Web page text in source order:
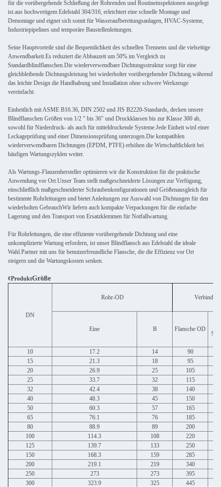
für die vorübergehende Schließung der Rohrenden und Routineinspektionen ausgelegt
ist.aus hochwertigem Edelstahl 304/316, erleichtert eine schnelle Montage und
Demontage und eignet sich somit für Wasseraufbereitungsanlagen, HVAC-Systeme,
Industriepipelines und temporäre Baustellenleitungen.
Seine Hauptvorteile sind die Bequemlichkeit des schnellen Trennens und die vielseitige
Anwendbarkeit.Es reduziert die Abbauzeit um 50% im Vergleich zu
Standardblindflanschen.Die wiederverwendbare Dichtungsstruktur sorgt für eine
gleichbleibende Dichtungsleistung bei wiederholter vorübergehender Dichtung.während
das leichte Design die Handhabung und Installation ohne schwere Werkzeuge
vereinfacht.
Einheitlich mit ASME B16.36, DIN 2502 und JIS B2220-Standards, decken unsere
Blindflanschen Größen von 1/2 " bis 36" und Druckklassen bis zur Klasse 300 ab,
sowohl für Niederdruck- als auch für mitteldruckende Systeme.Jede Einheit wird einer
Leckageprüfung und einer Dimensionsprüfung unterzogen.Die kompatiblen
wiederverwendbaren Dichtungen (EPDM, PTFE) erhöhen die Wirtschaftlichkeit bei
häufigen Wartungszyklen weiter.
Als Wartungs-Flanzenhersteller optimieren wir die Konstruktion für die praktische
Anwendung vor Ort.Unser Team stellt maßgeschneiderte Lösungen zur Verfügung,
einschließlich maßgeschneiderter Schraubenkonfigurationen und Größenausgleich für
bestimmte Rohrleitungen und bietet Anleitungen zur Auswahl von Dichtungen für den
wiederholten GebrauchWir liefern auch kompakte Verpackungen für die einfache
Lagerung und den Transport von Ersatzklemmen für Notfallwartung.
Für Rohrleitungen, die eine effiziente vorübergehende Dichtung und eine
unkomplizierte Wartung erfordern, ist unser Blindflansch aus Edelstahl die ideale
Wahl.Partner mit uns für benutzerfreundliche Flansche, die die Effizienz vor Ort
steigern und die Wartungskosten senken.
¢ProduktGröße
DN
Rohr-OD
Eine B Flansche OD
10 17.2 14
90
15
21.3 18
95
20
26.9 25
105
25
33.7 32
115
32
42.4 38
140
40
48.3 45
150
50
60.3 57
165
65
76.1 76
185
80
88.9 89
200
100
114.3 108
220
125
139.7 133
250
150
168.3 159
285
200
219.1 219
340
250
273 273
395
300
323.9 325
445